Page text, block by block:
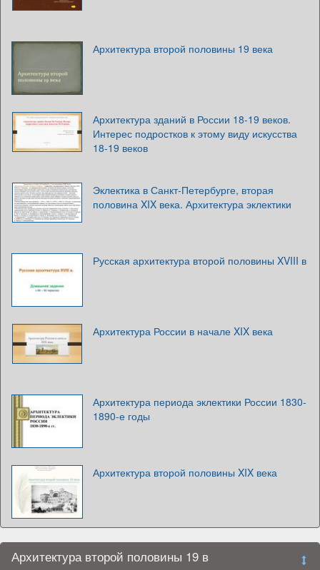
Архитектура второй половины 19 века
Архитектура зданий в России 18-19 веков.
Интерес подростков к этому виду искусства
18-19 веков
Эклектика в Санкт-Петербурге, вторая
половина XIX века. Архитектура эклектики
Русская архитектура второй половины XVIII в
Архитектура России в начале XIX века
Архитектура периода эклектики России 1830-
1890-е годы
Архитектура второй половины XIX века
Архитектура второй половины 19 в